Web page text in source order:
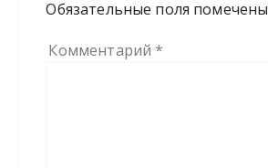
Обязательные поля помечены
Комментарий*